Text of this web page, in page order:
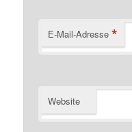
E-Mail-Adresse *
Website